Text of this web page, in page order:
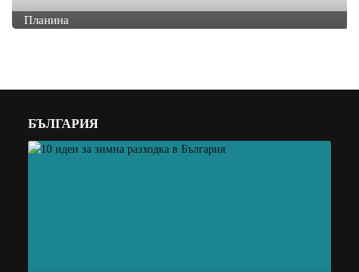
Планина
БЪЛГАРИЯ